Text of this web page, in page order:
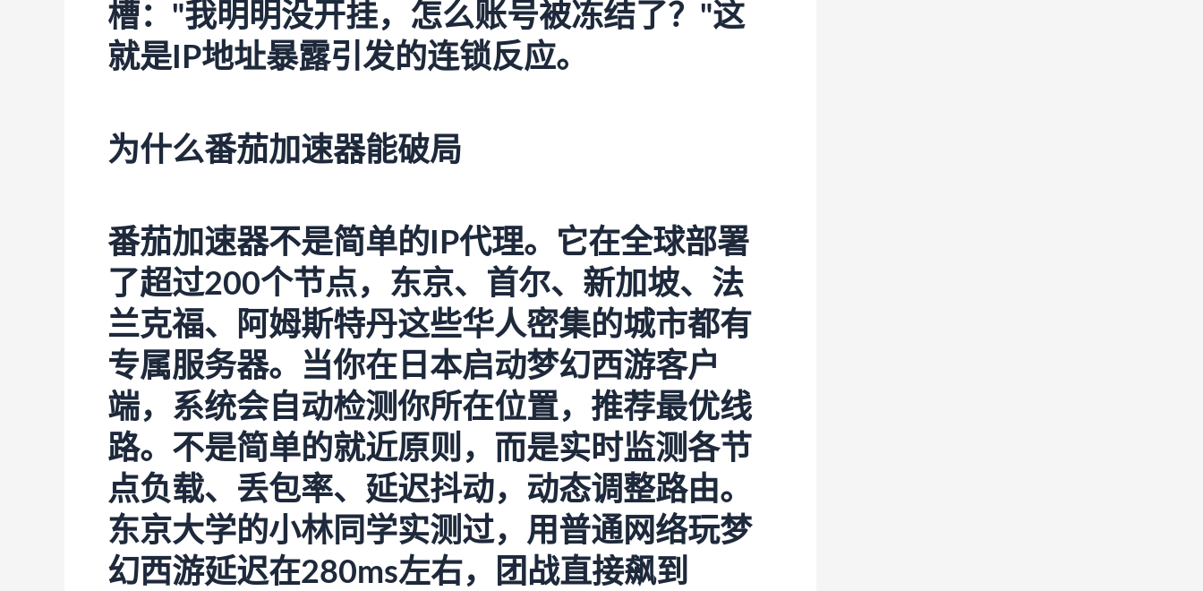
槽："我明明没开挂，怎么账号被冻结了？"这
就是IP地址暴露引发的连锁反应。
为什么番茄加速器能破局
番茄加速器不是简单的IP代理。它在全球部署
了超过200个节点，东京、首尔、新加坡、法
兰克福、阿姆斯特丹这些华人密集的城市都有
专属服务器。当你在日本启动梦幻西游客户
端，系统会自动检测你所在位置，推荐最优线
路。不是简单的就近原则，而是实时监测各节
点负载、丢包率、延迟抖动，动态调整路由。
东京大学的小林同学实测过，用普通网络玩梦
幻西游延迟在280ms左右，团战直接飙到